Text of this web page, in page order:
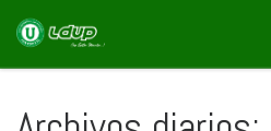
Saltar al contenido